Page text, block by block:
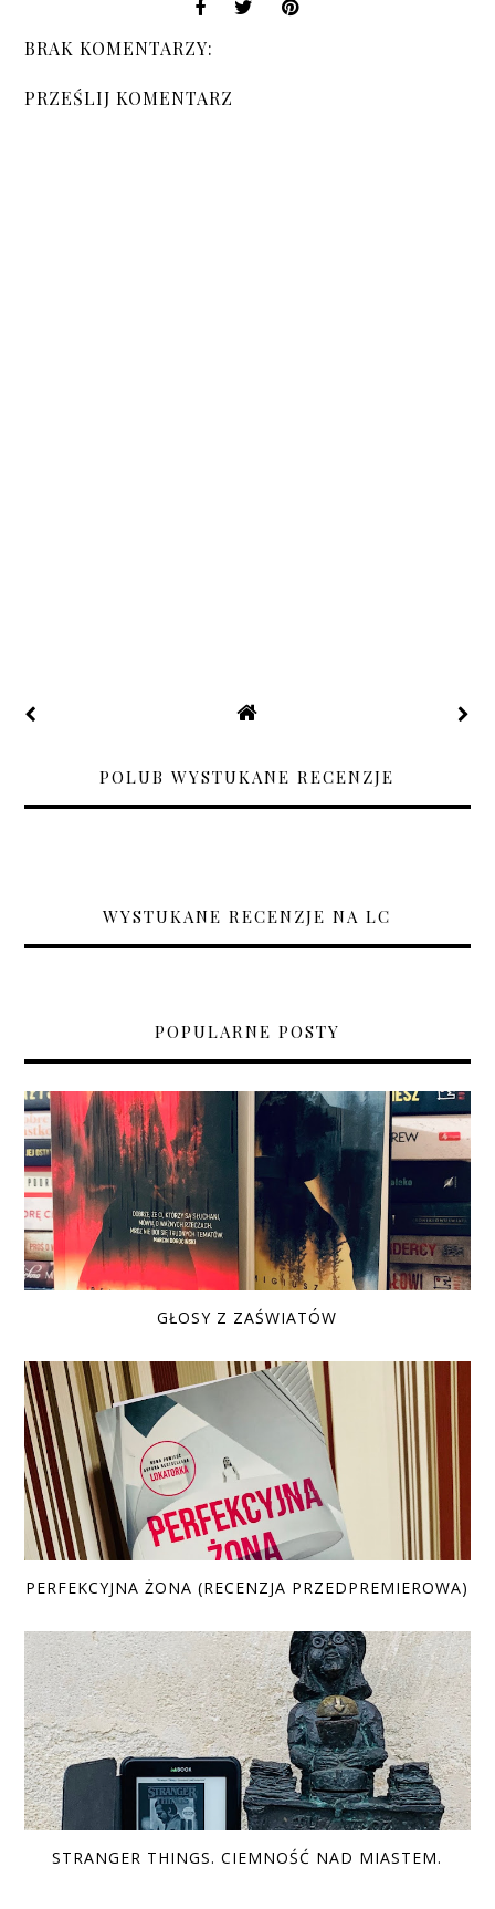
BRAK KOMENTARZY:
PRZEŚLIJ KOMENTARZ
POLUB WYSTUKANE RECENZJE
WYSTUKANE RECENZJE NA LC
POPULARNE POSTY
GŁOSY Z ZAŚWIATÓW
PERFEKCYJNA ŻONA (RECENZJA PRZEDPREMIEROWA)
STRANGER THINGS. CIEMNOŚĆ NAD MIASTEM.